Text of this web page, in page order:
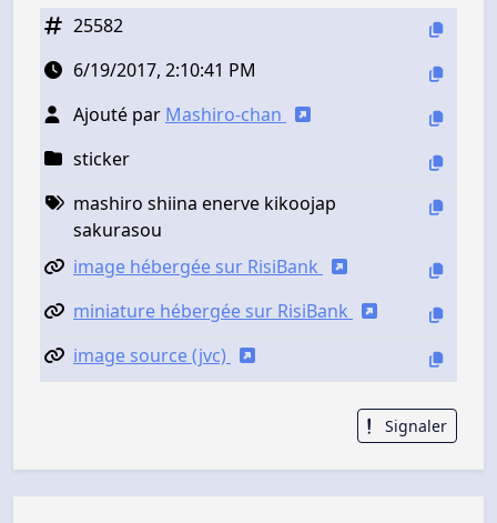
25582
6/19/2017, 2:10:41 PM
Ajouté par Mashiro-chan
sticker
mashiro shiina enerve kikoojap
sakurasou
image hébergée sur RisiBank
miniature hébergée sur RisiBank
image source (jvc)
Signaler